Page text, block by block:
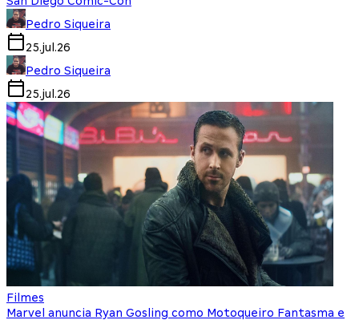
Pedro Siqueira
25.jul.26
Pedro Siqueira
25.jul.26
Filmes
Marvel anuncia Ryan Gosling como Motoqueiro Fantasma e